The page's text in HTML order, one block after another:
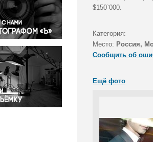
и конфликты
жизнь
и бизнес
$150`000.
Категория:
Место: Россия,
Сообщить об
Ещё фото